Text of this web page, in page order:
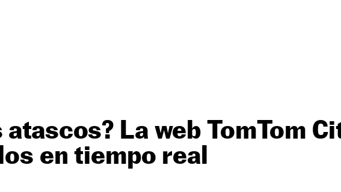
atascos? La web TomTom
en tiempo real